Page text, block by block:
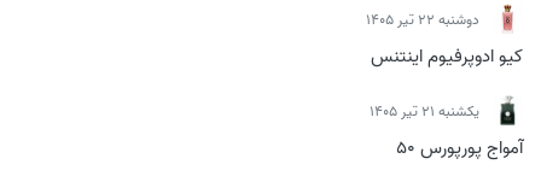
دوشنبه 22 تیر 1405
کیو ادوپرفیوم اینتنس
يكشنبه 21 تیر 1405
آمواج پورپورس 50